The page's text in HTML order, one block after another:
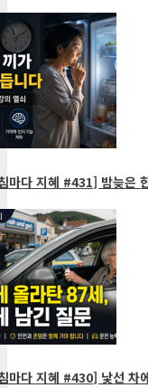
다 지혜 #431] 밤늦은
다 지혜 #430] 낯선 차